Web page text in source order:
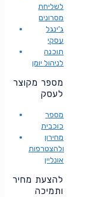
לשליחת
מסרונים
ג’ינגל
עסקי
תוכנה
לניהול יומן
מספר מקוצר
לעסק
מספר
כוכבית
מחירון
ולהצטרפות
אונליין
להצעת מחיר
ותמיכה